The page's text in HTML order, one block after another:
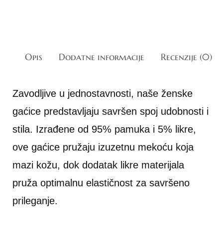
Opis Dodatne informacije Recenzije (0)
Zavodljive u jednostavnosti, naše ženske
gaćice predstavljaju savršen spoj udobnosti i
stila. Izrađene od 95% pamuka i 5% likre,
ove gaćice pružaju izuzetnu mekoću koja
mazi kožu, dok dodatak likre materijala
pruža optimalnu elastičnost za savršeno
prileganje.